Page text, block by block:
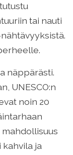
tai nauti
näppärästi.
UNESCO:n
noin 20
mahdollisuus
kahvila ja